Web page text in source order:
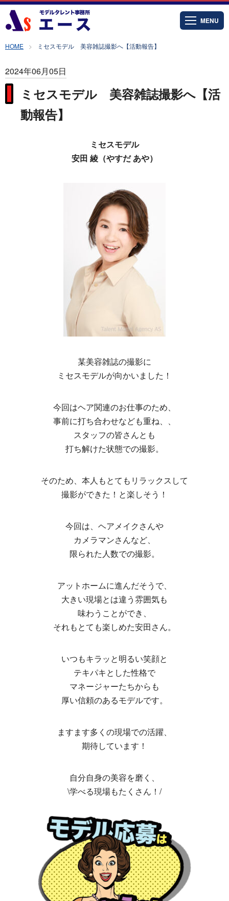
MENU
HOME ミセスモデル 美容雑誌撮影へ【活動報告】
2024年06月05日
ミセスモデル 美容雑誌撮影へ【活
動報告】
ミセスモデル
安田 綾（やすだ あや）
某美容雑誌の撮影に
ミセスモデルが向かいました！
今回はヘア関連のお仕事のため、
事前に打ち合わせなども重ね、、
スタッフの皆さんとも
打ち解けた状態での撮影。
そのため、本人もとてもリラックスして
撮影ができた！と楽しそう！
今回は、ヘアメイクさんや
カメラマンさんなど、
限られた人数での撮影。
アットホームに進んだそうで、
大きい現場とは違う雰囲気も
味わうことができ、
それもとても楽しめた安田さん。
いつもキラッと明るい笑顔と
テキパキとした性格で
マネージャーたちからも
厚い信頼のあるモデルです。
ますます多くの現場での活躍、
期待しています！
自分自身の美容を磨く、
\学べる現場もたくさん！/